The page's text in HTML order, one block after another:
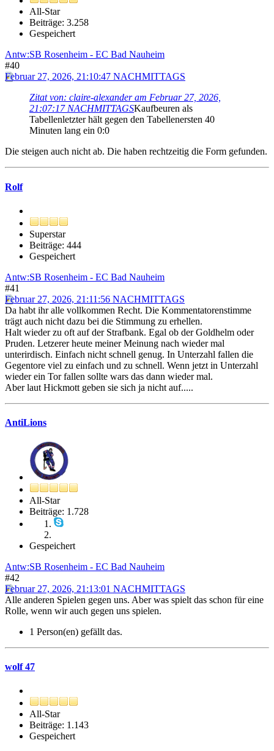
All-Star
Beiträge: 3.258
Gespeichert
Antw:SB Rosenheim - EC Bad Nauheim
#40
Februar 27, 2026, 21:10:47 NACHMITTAGS
Zitat von: claire-alexander am Februar 27, 2026,
21:07:17 NACHMITTAGSKaufbeuren als
Tabellenletzter hält gegen den Tabellenersten 40
Minuten lang ein 0:0
Die steigen auch nicht ab. Die haben rechtzeitig die Form gefunden.
Rolf
Superstar
Beiträge: 444
Gespeichert
Antw:SB Rosenheim - EC Bad Nauheim
#41
Februar 27, 2026, 21:11:56 NACHMITTAGS
Da habt ihr alle vollkommen Recht. Die Kommentatorenstimme
trägt auch nicht dazu bei die Stimmung zu erhellen.
Halt wieder zu oft auf der Strafbank. Egal ob der Goldhelm oder
Pruden. Letzerer heute meiner Meinung nach wieder mal
unterirdisch. Einfach nicht schnell genug. In Unterzahl fallen die
Gegentore viel zu einfach und zu schnell. Wenn jetzt in Unterzahl
wieder ein Tor fallen sollte wars das dann wieder mal.
Aber laut Hickmott geben sie sich ja nicht auf.....
AntiLions
All-Star
Beiträge: 1.728
Gespeichert
Antw:SB Rosenheim - EC Bad Nauheim
#42
Februar 27, 2026, 21:13:01 NACHMITTAGS
Alle anderen Spielen gegen uns. Aber was spielt das schon für eine
Rolle, wenn wir auch gegen uns spielen.
1 Person(en) gefällt das.
wolf 47
All-Star
Beiträge: 1.143
Gespeichert